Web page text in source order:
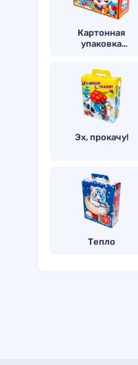
Картонная
упаковка
Эх, прокачу!
Тепло